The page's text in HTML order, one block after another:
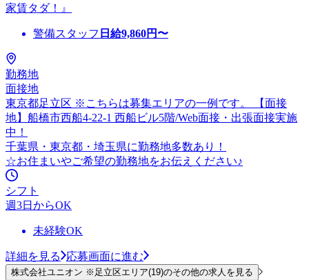
家賃タダ！』
警備スタッフ 日給9,860円〜
勤務地
面接地
東京都足立区 ※こちらは募集エリアの一例です。 【面接
地】船橋市西船4-22-1 西船ビル5階/Web面接・出張面接実施
中！
千葉県・東京都・埼玉県に勤務地多数あり！
☆お住まいやご希望の勤務地をお伝えください♪
シフト
週3日からOK
未経験OK
詳細を見る 応募画面に進む
株式会社ユニオン ※足立区エリア(19)のその他の求人を見る